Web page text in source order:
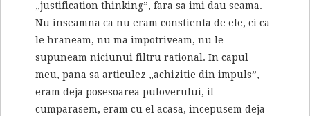
„justification thinking”, fara sa imi dau seama.
Nu inseamna ca nu eram constienta de ele, ci ca
le hraneam, nu ma impotriveam, nu le
supuneam niciunui filtru rational. In capul
meu, pana sa articulez „achizitie din impuls”,
eram deja posesoarea puloverului, il
cumparasem, eram cu el acasa, incepusem deja